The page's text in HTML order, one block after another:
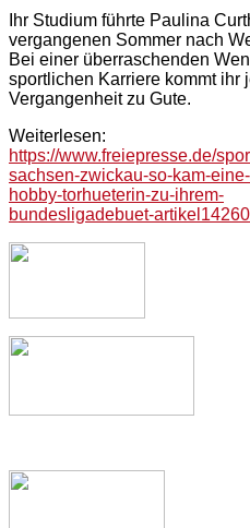
Ihr Studium führte Paulina
vergangenen Sommer nach
Bei einer überraschenden
sportlichen Karriere kommt ihr
Vergangenheit zu Gute.
Weiterlesen:
https://www.freiepresse.de/
sachsen-zwickau-so-kam-
hobby-torhueterin-zu-ihrem-
bundesligadebuet-